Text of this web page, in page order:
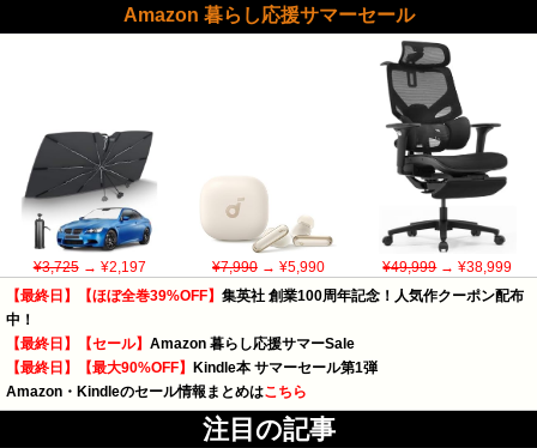
Amazon 暮らし応援サマーセール
¥3,725→ ¥2,197 ¥7,990→ ¥5,990 ¥49,999→ ¥38,999
【最終日】【ほぼ全巻39%OFF】 集英社 創業100周年記念！人気作クーポン配布
中！
【最終日】【セール】 Amazon 暮らし応援サマーSale
【最終日】【最大90%OFF】 Kindle本 サマーセール第1弾
Amazon・Kindleのセール情報まとめはこちら
注目の記事